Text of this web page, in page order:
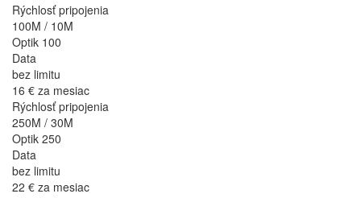
Rýchlosť pripojenia
100M / 10M
Optik 100
Data
bez limitu
16 € za mesiac
Rýchlosť pripojenia
250M / 30M
Optik 250
Data
bez limitu
22 € za mesiac